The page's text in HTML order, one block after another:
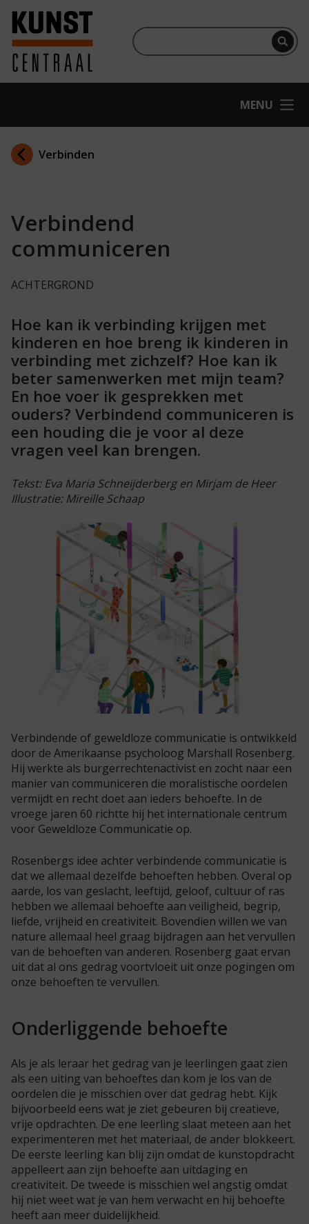
Ga naar hoofdinhoud
Terug naar homepage
OPEN
MENU
Verbinden
Verbindend
communiceren
ACHTERGROND
Hoe kan ik verbinding krijgen met
kinderen en hoe breng ik kinderen in
verbinding met zichzelf? Hoe kan ik
beter samenwerken met mijn team?
En hoe voer ik gesprekken met
ouders? Verbindend communiceren is
een houding die je voor al deze
vragen veel kan brengen.
Tekst: Eva Maria Schneijderberg en Mirjam de Heer
Illustratie: Mireille Schaap
Verbindende of geweldloze communicatie is ontwikkeld
door de Amerikaanse psycholoog Marshall Rosenberg.
Hij werkte als burgerrechtenactivist en zocht naar een
manier van communiceren die moralistische oordelen
vermijdt en recht doet aan ieders behoefte. In de
vroege jaren 60 richtte hij het internationale centrum
voor Geweldloze Communicatie op.
Rosenbergs idee achter verbindende communicatie is
dat we allemaal dezelfde behoeften hebben. Overal op
aarde, los van geslacht, leeftijd, geloof, cultuur of ras
hebben we allemaal behoefte aan veiligheid, begrip,
liefde, vrijheid en creativiteit. Bovendien willen we van
nature allemaal heel graag bijdragen aan het vervullen
van de behoeften van anderen. Rosenberg gaat ervan
uit dat al ons gedrag voortvloeit uit onze pogingen om
onze behoeften te vervullen.
Onderliggende behoefte
Als je als leraar het gedrag van je leerlingen gaat zien
als een uiting van behoeftes dan kom je los van de
oordelen die je misschien over dat gedrag hebt. Kijk
bijvoorbeeld eens wat je ziet gebeuren bij creatieve,
vrije opdrachten. De ene leerling slaat meteen aan het
experimenteren met het materiaal, de ander blokkeert.
De eerste leerling kan blij zijn omdat de kunstopdracht
appelleert aan zijn behoefte aan uitdaging en
creativiteit. De tweede is misschien wel angstig omdat
hij niet weet wat je van hem verwacht en hij behoefte
heeft aan meer duidelijkheid.